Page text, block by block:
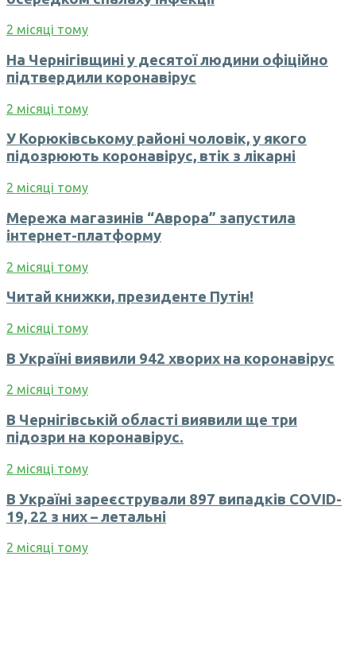
2 місяці тому
На Чернігівщині у десятої людини офіційно
підтвердили коронавірус
2 місяці тому
У Корюківському районі чоловік, у якого
підозрюють коронавірус, втік з лікарні
2 місяці тому
Мережа магазинів “Аврора” запустила
інтернет-платформу
2 місяці тому
Читай книжки, президенте Путін!
2 місяці тому
В Україні виявили 942 хворих на коронавірус
2 місяці тому
В Чернігівській області виявили ще три
підозри на коронавірус.
2 місяці тому
В Україні зареєстрували 897 випадків COVID-
19, 22 з них – летальні
2 місяці тому